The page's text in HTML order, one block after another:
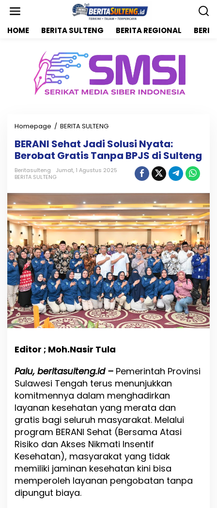
HOME BERITA SULTENG BERITA REGIONAL
Homepage / BERITA SULTENG
R
A
N
I
e
a
t
J
d
i
S
o
l
u
s
i
N
y
t
e
r
b
a
t
G
r
a
t
s
BERANI Sehat Jadi Solusi Nyata:
Berobat Gratis Tanpa BPJS di Sulteng
Beritasulteng
Jumat, 1 Agustus 2025
BERITA SULTENG
Editor ; Moh.Nasir Tula
Palu, beritasulteng.id – Pemerintah Provinsi
Sulawesi Tengah terus menunjukkan
komitmennya dalam menghadirkan
layanan kesehatan yang merata dan
gratis bagi seluruh masyarakat. Melalui
program BERANI Sehat (Bersama Atasi
Risiko dan Akses Nikmati Insentif
Kesehatan), masyarakat yang tidak
memiliki jaminan kesehatan kini bisa
memperoleh layanan pengobatan tanpa
dipungut biaya.